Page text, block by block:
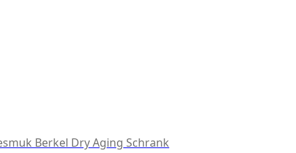
Berkel Dry Aging Schrank